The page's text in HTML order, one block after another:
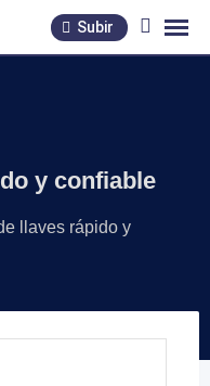
Subir
y confiable
llaves rápido y